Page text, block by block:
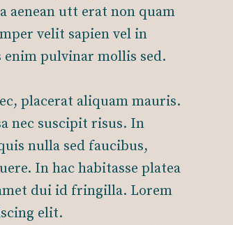
aenean utt erat non quam
velit sapien vel in
pulvinar mollis sed.
placerat aliquam mauris.
nec suscipit risus. In
nulla sed faucibus,
In hac habitasse platea
dui id fringilla. Lorem
elit.